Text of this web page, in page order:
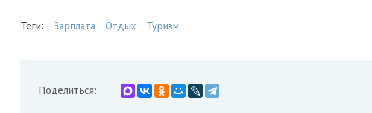
Теги: Зарплата Отдых Туризм
Поделиться: